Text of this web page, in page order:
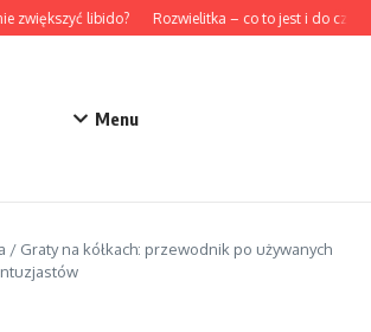
zwiększyć libido? Rozwielitka – co to jest i do czego
Menu
/ Graty na kółkach: przewodnik po używanych